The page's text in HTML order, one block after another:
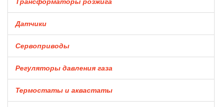
Датчики
Сервоприводы
Регуляторы давления газа
Термостаты и аквастаты